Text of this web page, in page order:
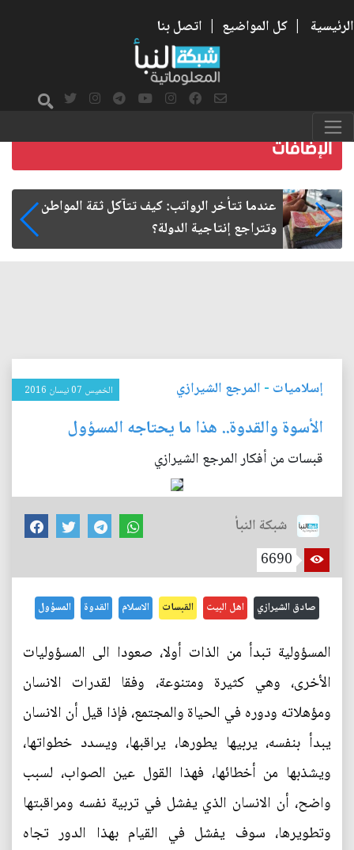
الرئيسية | كل المواضيع | اتصل بنا
صمت الطريق بعد الأربعين
إسلاميات - المرجع الشيرازي الخميس 07 نيسان 2016
الأسوة والقدوة.. هذا ما يحتاجه المسؤول
قبسات من أفكار المرجع الشيرازي
شبكة النبأ
6690
صادق الشيرازي اهل البيت القبسات الاسلام القدوة المسؤول
المسؤولية تبدأ من الذات أولا، صعودا الى المسؤوليات
الأخرى، وهي كثيرة ومتنوعة، وفقا لقدرات الانسان
ومؤهلاته ودوره في الحياة والمجتمع، فإذا قيل أن الانسان
يبدأ بنفسه، يربيها يطورها، يراقبها، ويسدد خطواتها،
ويشذبها من أخطائها، فهذا القول عين الصواب، لسبب
واضح، أن الانسان الذي يفشل في تربية نفسه ومراقبتها
وتطويرها، سوف يفشل في القيام بهذا الدور تجاه